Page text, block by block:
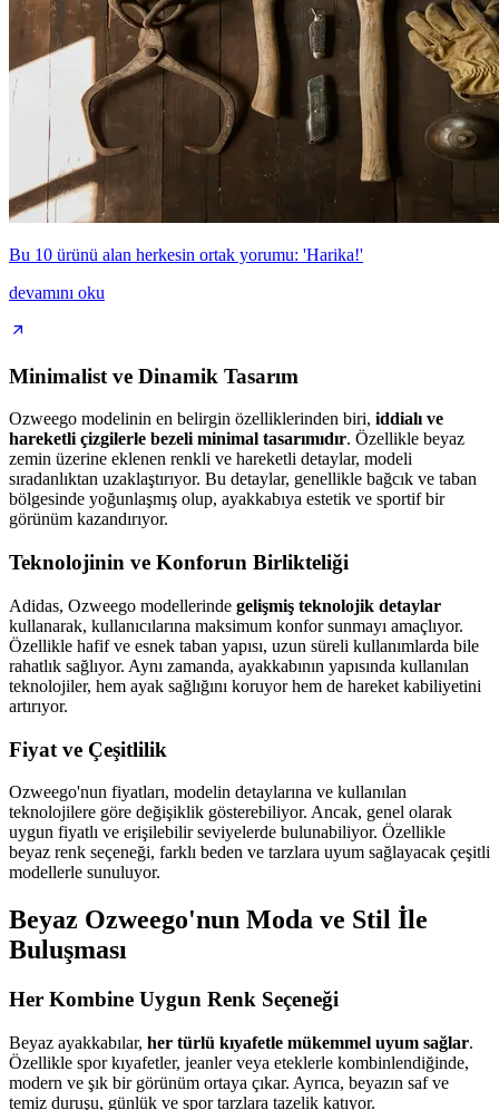
Bu 10 ürünü alan herkesin ortak yorumu: 'Harika!'
devamını oku
Minimalist ve Dinamik Tasarım
Ozweego modelinin en belirgin özelliklerinden biri, iddialı ve
hareketli çizgilerle bezeli minimal tasarımıdır. Özellikle beyaz
zemin üzerine eklenen renkli ve hareketli detaylar, modeli
sıradanlıktan uzaklaştırıyor. Bu detaylar, genellikle bağcık ve taban
bölgesinde yoğunlaşmış olup, ayakkabıya estetik ve sportif bir
görünüm kazandırıyor.
Teknolojinin ve Konforun Birlikteliği
Adidas, Ozweego modellerinde gelişmiş teknolojik detaylar
kullanarak, kullanıcılarına maksimum konfor sunmayı amaçlıyor.
Özellikle hafif ve esnek taban yapısı, uzun süreli kullanımlarda bile
rahatlık sağlıyor. Aynı zamanda, ayakkabının yapısında kullanılan
teknolojiler, hem ayak sağlığını koruyor hem de hareket kabiliyetini
artırıyor.
Fiyat ve Çeşitlilik
Ozweego'nun fiyatları, modelin detaylarına ve kullanılan
teknolojilere göre değişiklik gösterebiliyor. Ancak, genel olarak
uygun fiyatlı ve erişilebilir seviyelerde bulunabiliyor. Özellikle
beyaz renk seçeneği, farklı beden ve tarzlara uyum sağlayacak çeşitli
modellerle sunuluyor.
Beyaz Ozweego'nun Moda ve Stil İle
Buluşması
Her Kombine Uygun Renk Seçeneği
Beyaz ayakkabılar, her türlü kıyafetle mükemmel uyum sağlar.
Özellikle spor kıyafetler, jeanler veya eteklerle kombinlendiğinde,
modern ve şık bir görünüm ortaya çıkar. Ayrıca, beyazın saf ve
temiz duruşu, günlük ve spor tarzlara tazelik katıyor.